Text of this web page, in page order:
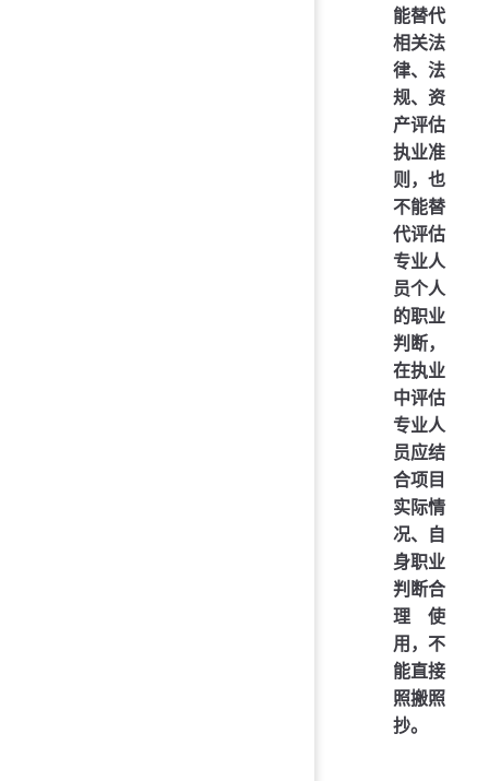
能替代
相关法
律、法
规、资
产评估
执业准
则，也
不能替
代评估
专业人
员个人
的职业
判断，
在执业
中评估
专业人
员应结
合项目
实际情
况、自
身职业
判断合
理使
用，不
能直接
照搬照
抄。